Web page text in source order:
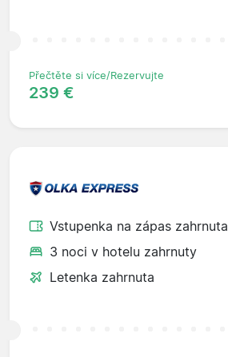
Přečtěte si více/Rezervujte
239 €
Vstupenka na zápas zahrnuta
3 noci v hotelu zahrnuty
Letenka zahrnuta